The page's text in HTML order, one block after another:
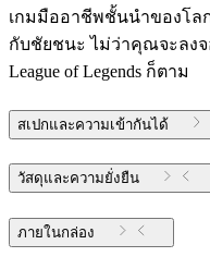
เกมมืออาชีพชั้นนำของโล
กับชัยชนะ ไม่ว่าคุณจะลงจ
League of Legends ก็ตาม
สเปกและความเข้ากันได้
วัสดุและความยั่งยืน
ภายในกล่อง